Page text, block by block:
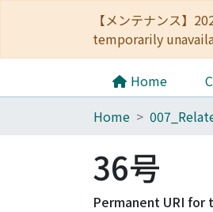
【メンテナンス】
temporarily
Home
Home
36号
Permanent URI for